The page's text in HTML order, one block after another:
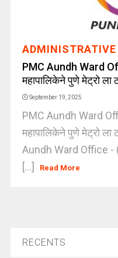
ADMINISTRATIVE
PMC Aundh Ward
महापालिकेने पुणे मेट्रो ला
September 19, 2025
PMC Aundh Ward
महापालिकेने पुणे मेट्रो
Aundh Ward Office
[...]
Read More
RECENTS